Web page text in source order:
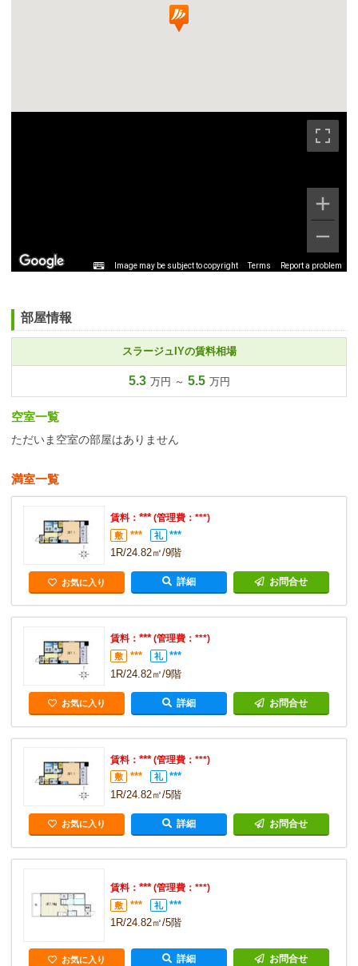
Image may be subject to copyright Terms Report a problem
部屋情報
スラージュIYの賃料相場
5.3 万円 ～ 5.5 万円
空室一覧
ただいま空室の部屋はありません
満室一覧
賃料： ***(管理費：***)
敷 *** 礼
***
1R/24.82㎡/9階
お気に入り 詳細 お問合せ
賃料： ***(管理費：***)
敷 *** 礼
***
1R/24.82㎡/9階
お気に入り 詳細 お問合せ
賃料： ***(管理費：***)
敷 *** 礼
***
1R/24.82㎡/5階
お気に入り 詳細 お問合せ
賃料： ***(管理費：***)
敷 *** 礼
***
1R/24.82㎡/5階
お気に入り 詳細 お問合せ